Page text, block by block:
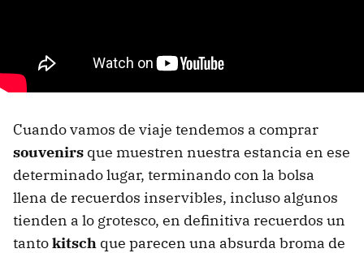
Cuando vamos de viaje tendemos a comprar
souvenirs que muestren nuestra estancia en ese
determinado lugar, terminando con la bolsa
llena de recuerdos inservibles, incluso algunos
tienden a lo grotesco, en definitiva recuerdos un
tantokitsch que parecen una absurda broma de